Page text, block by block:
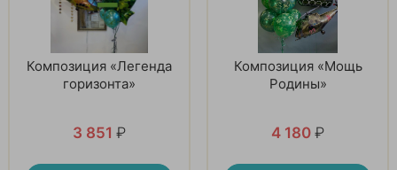
Композиция «Легенда
горизонта»
3 851 ₽
Композиция «Мощь
Родины»
4 180 ₽